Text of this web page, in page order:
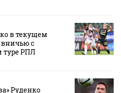
в текущем
вничью с
туре РПЛ
Руденко